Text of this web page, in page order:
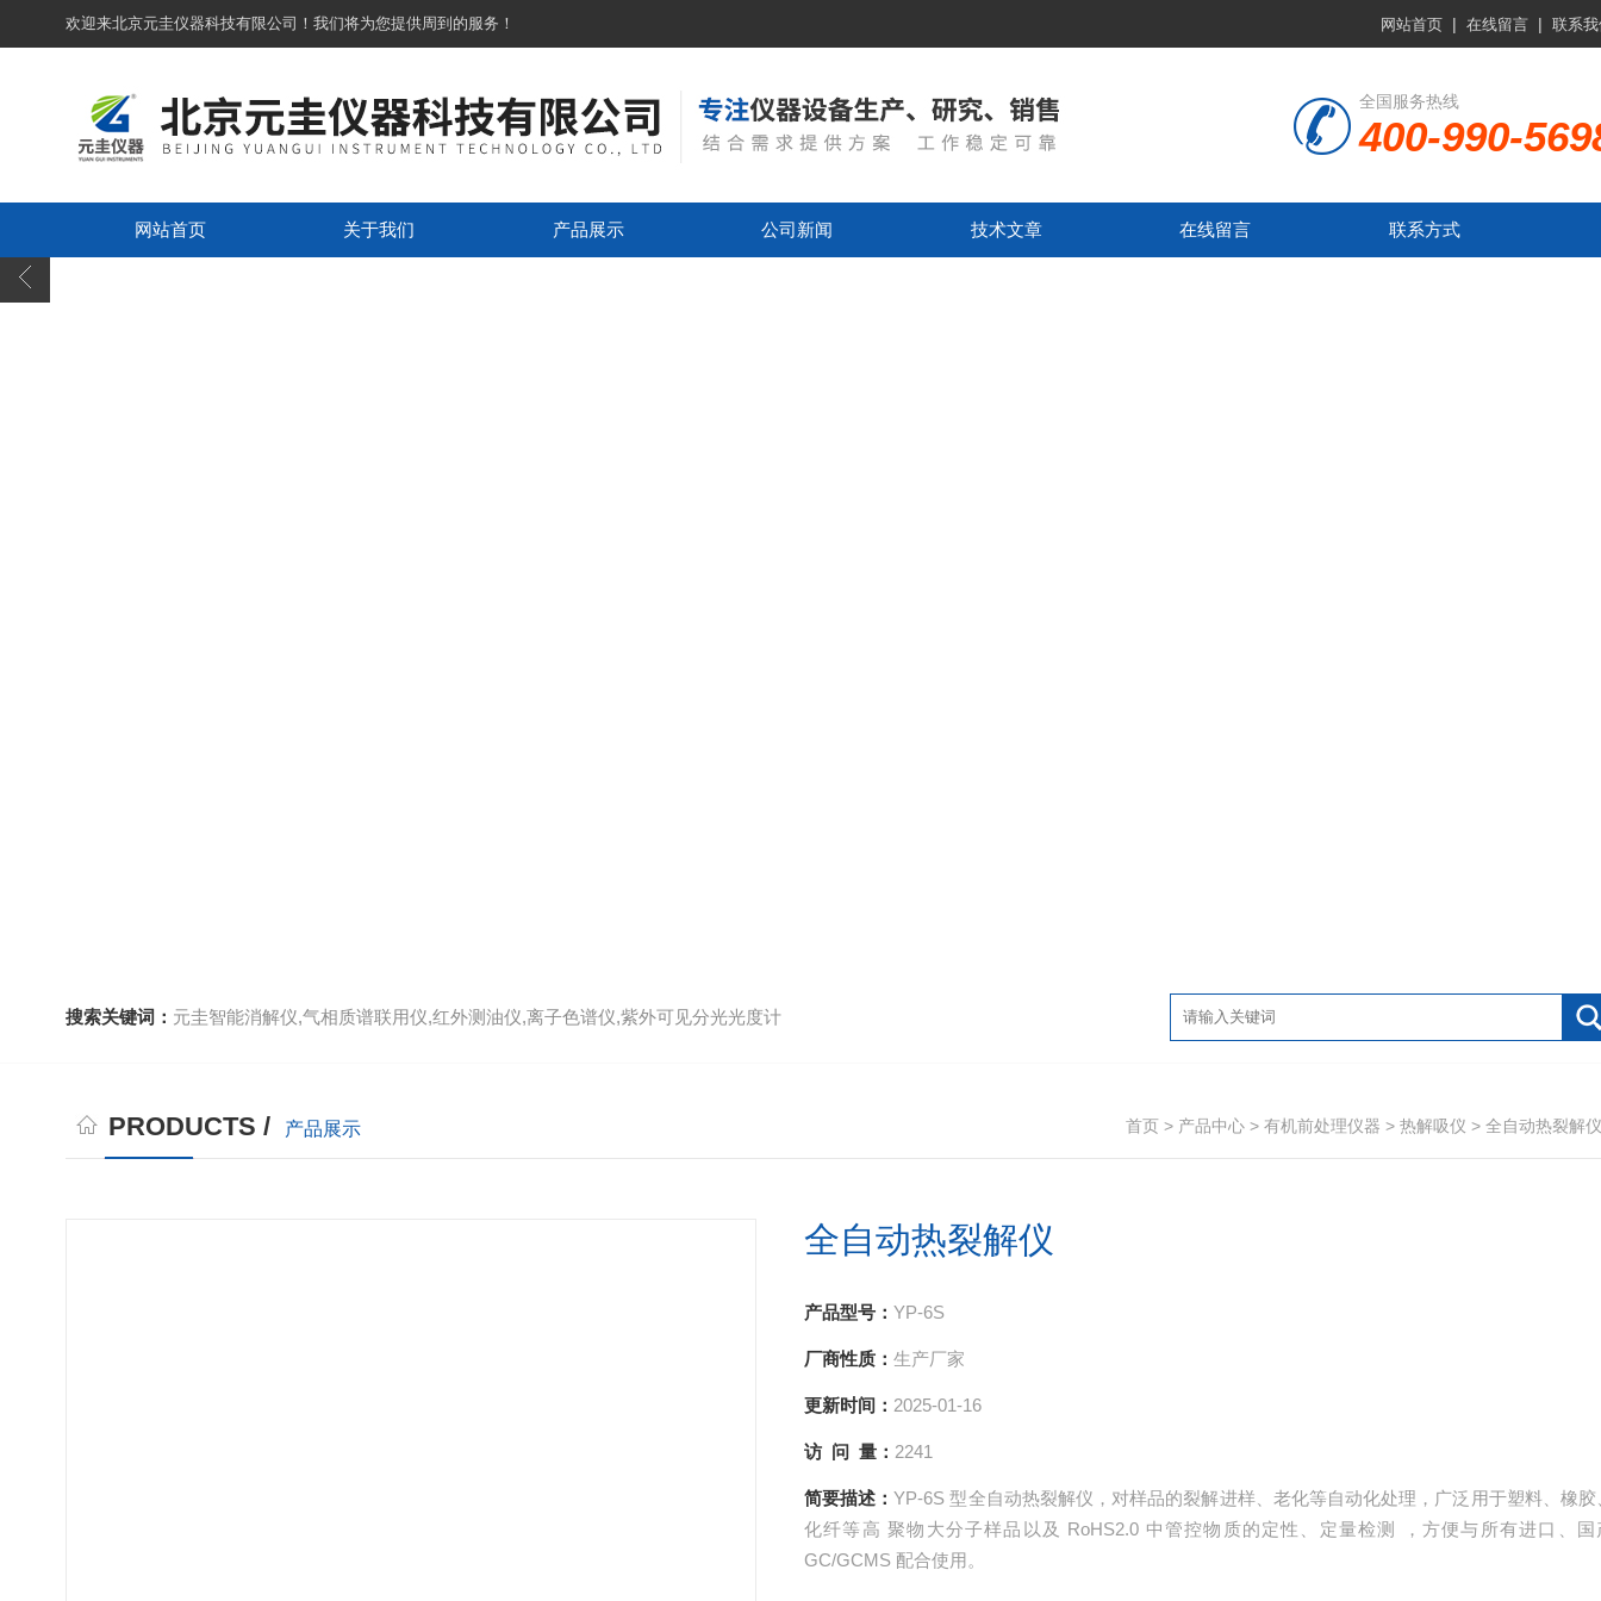
欢迎来北京元圭仪器科技有限公司！我们将为您提供周到的服务！ 网站首页 | 在线留言 | 联系
全国服务热线
400-990-
网站首页 关于我们 产品展示 公司新闻 技术文章 在线留言 联系方式
搜索关键词： 元圭智能消解仪,气相质谱联用仪,红外测油仪,离子色谱仪,紫外可见分光光度计
PRODUCTS / 产品展示 首页 > 产品中心 > 有机前处理仪器 > 热解吸仪 > 全自动热裂解仪
全自动热裂解仪
产品型号： YP-6S
厂商性质： 生产厂家
更新时间： 2025-01-16
访 问 量： 2241
简要描述：YP-6S 型全自动热裂解仪，对样品的裂解进样、老化等自动化处理，广泛用于塑料、橡胶
化纤等高 聚物大分子样品以及 RoHS2.0 中管控物质的定性、定量检测 ，方便与所有进口、国
GC/GCMS 配合使用。